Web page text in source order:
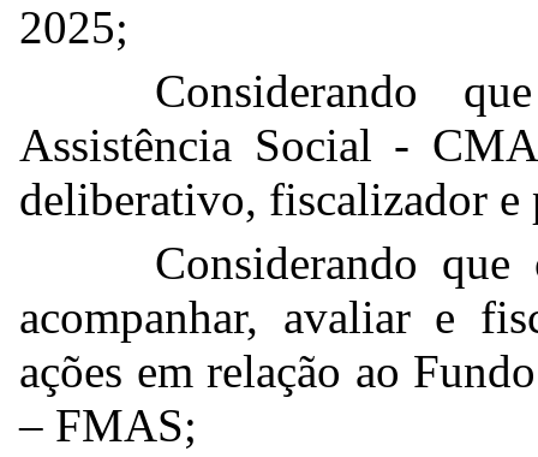
2025;
Considerando
Assistência Social -
deliberativo, fiscalizador e
Considerando
acompanhar, avaliar e
ações em relação ao
– FMAS;